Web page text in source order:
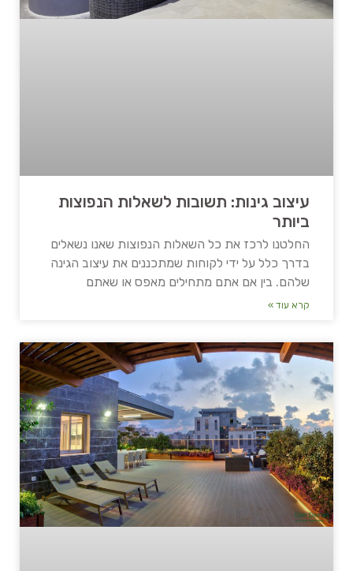
עיצוב גינות: תשובות לשאלות הנפוצות
ביותר
החלטנו לרכז את כל השאלות הנפוצות שאנו נשאלים
בדרך כלל על ידי לקוחות שמתכננים את עיצוב הגינה
שלהם. בין אם אתם מתחילים מאפס או שאתם
קרא עוד »